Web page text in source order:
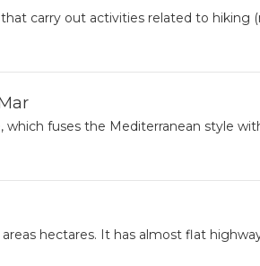
carry out activities related to hiking
which fuses the Mediterranean style
hectares. It has almost flat